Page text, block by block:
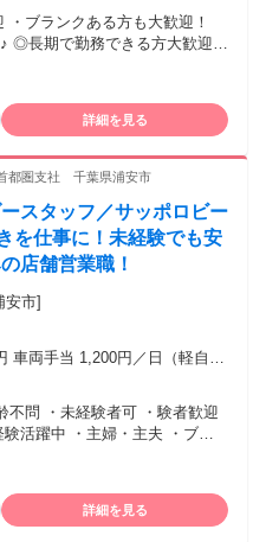
れまで目標や数字を追いかけ
」という ステージで発揮して
￣￣￣
手当もあり！ ■片道1時間～／
■片道2時間～／2,000円
に、勤務地あり！ ※勤務地は
ブランクある方も大歓迎！
◎長期で勤務できる方大歓迎！
￣￣￣￣ ✅シフトは柔軟に相
り働きたい！ ✅平日休みたいか
軽にご相談下さい！
￣￣￣ ✅家事や育児と両立して
掛け持ちで働きたい ✅安定し
ど
躍中のスタッフ
￣￣￣ 『別の仕事とWワーク
ッフ同士で美容関連の 情報交
の環境だと思います！』 ＜入
に仕事を離れ
スキルはもちろんですが、 美
で 仕事を覚えるのが楽しいで
Ｎさん＞
詳細を見る
都圏支社 千葉県浦安市
スタッフ／サッポロビー
を仕事に！未経験でも安
店舗営業職！
安市]
車両手当 1,200円／日（軽自動
上の外勤した日のみ 交通
代 ・駐車場代 ・ガソリン代 ※
路などの有料道路料金
不問 ・未経験者可 ・験者歓迎
験活躍中 ・主婦・主夫 ・ブラ
た方。 ラウンダーとしてのご
ア、酒類販売店でのスタッフ
め、40代50代と 幅広い年齢層の
詳細を見る